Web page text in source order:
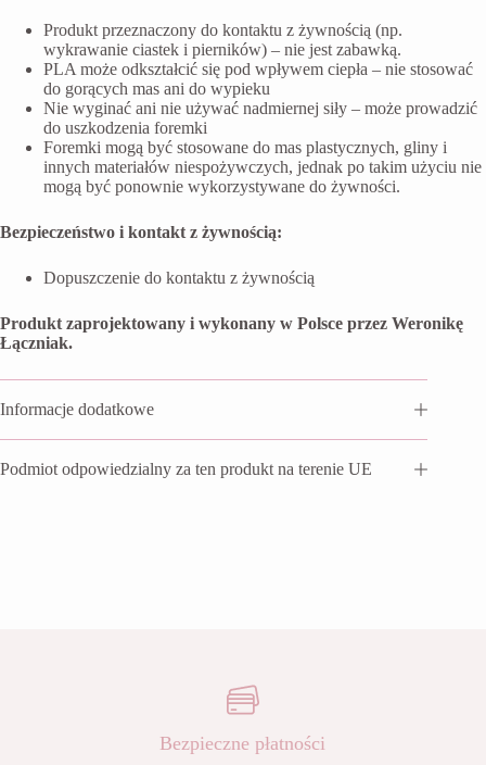
Produkt przeznaczony do kontaktu z żywnością (np.
wykrawanie ciastek i pierników) – nie jest zabawką.
PLA może odkształcić się pod wpływem ciepła – nie stosować
do gorących mas ani do wypieku
Nie wyginać ani nie używać nadmiernej siły – może prowadzić
do uszkodzenia foremki
Foremki mogą być stosowane do mas plastycznych, gliny i
innych materiałów niespożywczych, jednak po takim użyciu nie
mogą być ponownie wykorzystywane do żywności.
Bezpieczeństwo i kontakt z żywnością:
Dopuszczenie do kontaktu z żywnością
Produkt zaprojektowany i wykonany w Polsce przez Weronikę
Łączniak.
Informacje dodatkowe
Podmiot odpowiedzialny za ten produkt na terenie UE
Bezpieczne płatności